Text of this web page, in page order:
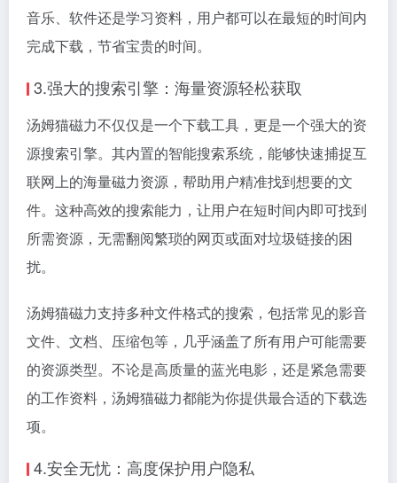
音乐、软件还是学习资料，用户都可以在最短的时间内
完成下载，节省宝贵的时间。
3.强大的搜索引擎：海量资源轻松获取
汤姆猫磁力不仅仅是一个下载工具，更是一个强大的资
源搜索引擎。其内置的智能搜索系统，能够快速捕捉互
联网上的海量磁力资源，帮助用户精准找到想要的文
件。这种高效的搜索能力，让用户在短时间内即可找到
所需资源，无需翻阅繁琐的网页或面对垃圾链接的困
扰。
汤姆猫磁力支持多种文件格式的搜索，包括常见的影音
文件、文档、压缩包等，几乎涵盖了所有用户可能需要
的资源类型。不论是高质量的蓝光电影，还是紧急需要
的工作资料，汤姆猫磁力都能为你提供最合适的下载选
项。
4.安全无忧：高度保护用户隐私